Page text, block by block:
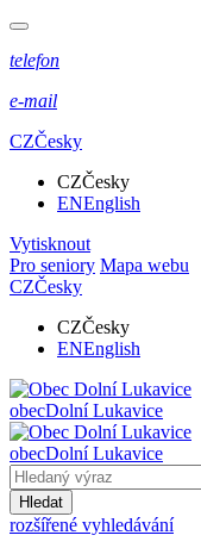
telefon
e-mail
CZČesky
CZČesky
ENEnglish
Vytisknout
Pro seniory Mapa webu
CZČesky
CZČesky
ENEnglish
obecDolní Lukavice
obecDolní Lukavice
Hledat
rozšířené vyhledávání